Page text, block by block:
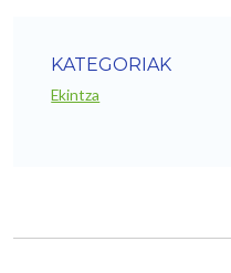
KATEGORIAK
Ekintza